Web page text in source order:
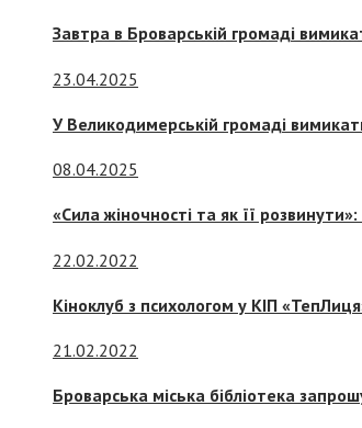
Завтра в Броварській громаді
23.04.2025
У Великодимерській громаді
08.04.2025
«Сила жіночності та як її
22.02.2022
Кіноклуб з психологом у КІП
21.02.2022
Броварська міська бібліотека